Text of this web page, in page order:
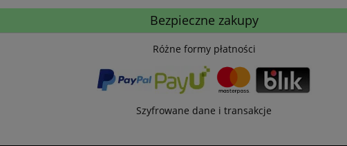
Bezpieczne zakupy
Różne formy płatności
Szyfrowane dane i transakcje